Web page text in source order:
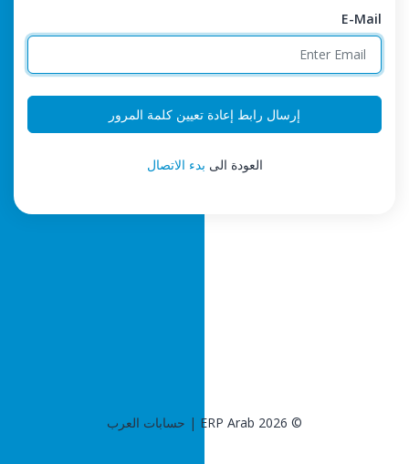
E-Mail
إرسال رابط إعادة تعيين كلمة المرور
العودة الى بدء الاتصال
© 2026 ERP Arab | حسابات العرب